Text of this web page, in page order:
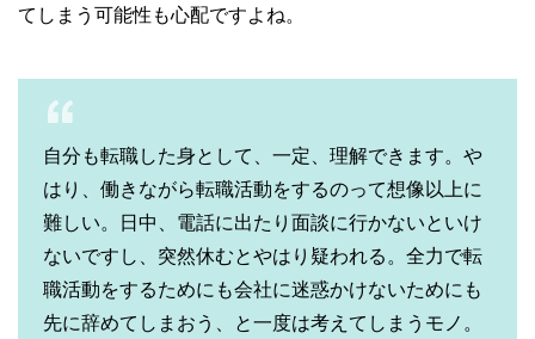
てしまう可能性も心配ですよね。
自分も転職した身として、一定、理解できます。や
はり、働きながら転職活動をするのって想像以上に
難しい。日中、電話に出たり面談に行かないといけ
ないですし、突然休むとやはり疑われる。全力で転
職活動をするためにも会社に迷惑かけないためにも
先に辞めてしまおう、と一度は考えてしまうモノ。